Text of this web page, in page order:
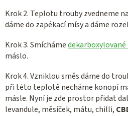
Krok 2. Teplotu trouby zvedneme
dáme do zapékací mísy a dáme
Krok 3. Smícháme
máslo.
Krok 4. Vzniklou směs dáme do
při této teplotě necháme konopí
másle. Nyní je zde prostor přidat
levandule, měsíček, mátu, chilli,